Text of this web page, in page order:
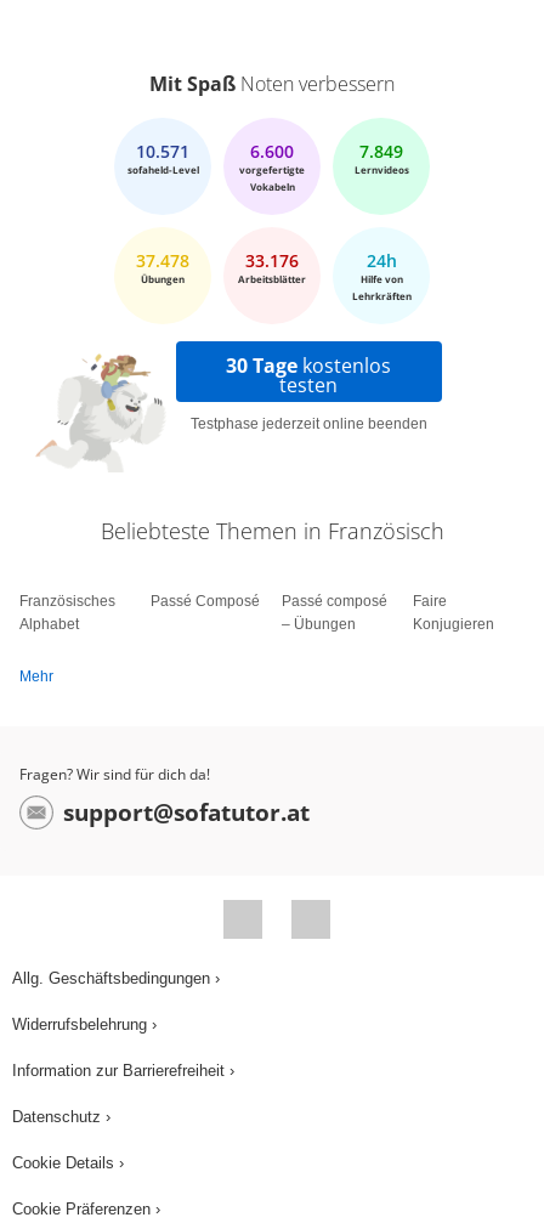
Mit Spaß Noten verbessern
10.571
sofaheld-Level
6.600
vorgefertigte
Vokabeln
7.849
Lernvideos
37.478
Übungen
33.176
Arbeitsblätter
24h
Hilfe von
Lehrkräften
30 Tage kostenlos
testen
Testphase jederzeit online beenden
Beliebteste Themen in Französisch
Französisches
Alphabet
Passé Composé
Passé composé
– Übungen
Faire
Konjugieren
Mehr
Fragen? Wir sind für dich da!
support@sofatutor.at
Allg. Geschäftsbedingungen ›
Widerrufsbelehrung ›
Information zur Barrierefreiheit ›
Datenschutz ›
Cookie Details ›
Cookie Präferenzen ›